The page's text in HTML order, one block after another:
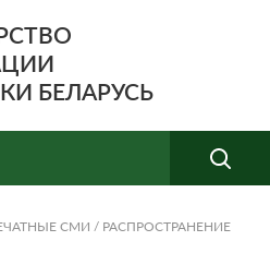
БЕЛАРУСЬ
СМИ / РАСПРОСТРАНЕНИЕ